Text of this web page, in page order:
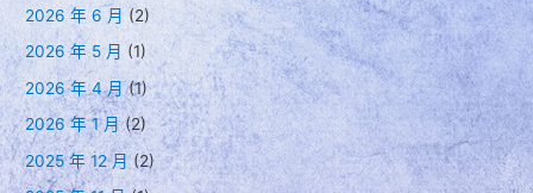
2026 年 6 月 (2)
2026 年 5 月 (1)
2026 年 4 月(1)
2026 年 1 月(2)
2025 年 12 月(2)